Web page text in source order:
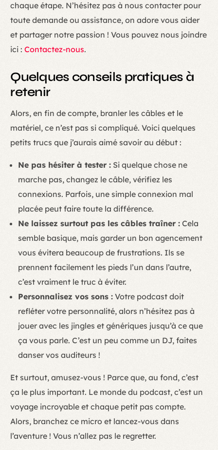
chaque étape. N’hésitez pas à nous contacter pour
toute demande ou assistance, on adore vous aider
et partager notre passion ! Vous pouvez nous joindre
ici :Contactez-nous.
Quelques conseils pratiques à
retenir
Alors, en fin de compte, branler les câbles et le
matériel, ce n’est pas si compliqué. Voici quelques
petits trucs que j’aurais aimé savoir au début :
Ne pas hésiter à tester : Si quelque chose ne
marche pas, changez le câble, vérifiez les
connexions. Parfois, une simple connexion mal
placée peut faire toute la différence.
Ne laissez surtout pas les câbles traîner : Cela
semble basique, mais garder un bon agencement
vous évitera beaucoup de frustrations. Ils se
prennent facilement les pieds l’un dans l’autre,
c’est vraiment le truc à éviter.
Personnalisez vos sons : Votre podcast doit
refléter votre personnalité, alors n’hésitez pas à
jouer avec les jingles et génériques jusqu’à ce que
ça vous parle. C’est un peu comme un DJ, faites
danser vos auditeurs !
Et surtout, amusez-vous ! Parce que, au fond, c’est
ça le plus important. Le monde du podcast, c’est un
voyage incroyable et chaque petit pas compte.
Alors, branchez ce micro et lancez-vous dans
l’aventure ! Vous n’allez pas le regretter.